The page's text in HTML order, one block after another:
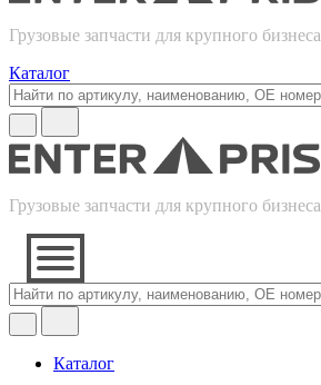
Грузовые запчасти для крупного бизнеса
Каталог
Грузовые запчасти для крупного бизнеса
Каталог